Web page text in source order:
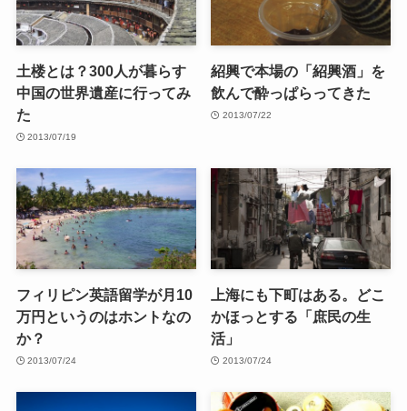
土楼とは？300人が暮らす
中国の世界遺産に行ってみ
た
2013/07/19
紹興で本場の「紹興酒」を
飲んで酔っぱらってきた
2013/07/22
フィリピン英語留学が月10
万円というのはホントなの
か？
2013/07/24
上海にも下町はある。どこ
かほっとする「庶民の生
活」
2013/07/24